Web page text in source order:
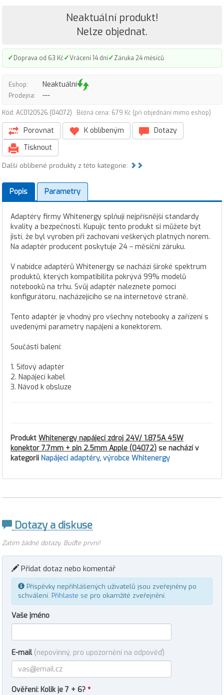
Neaktuální produkt!
Nelze objednat.
✓Doprava od 63 Kč✓Vrácení 14 dní✓Záruka 24 měsíců
Eshop: Neaktuální
Prodejna: ---
Kód: AC0120526 (04072) Běžná cena: 679 Kč (při objednání mimo eshop)
Porovnat K oblíbeným
Dotazy
Tisknout
Další oblíbené produkty z této kategorie:
Popis Parametry
Adaptéry firmy Whitenergy splňují nejpřísnější standardy
kvality a bezpečnosti. Kupujíc tento produkt si můžete být
jistí, že byl vyroben při zachovaní veškerých platných norem.
Na adaptér producent poskytuje 24 – měsíční záruku.
V nabídce adaptérů Whitenergy se nachází široké spektrum
produktů, kterých kompatibilita pokrývá 99% modelů
notebooků na trhu. Svůj adaptér naleznete pomocí
konfigurátoru, nacházejícího se na internetové straně.
Tento adaptér je vhodný pro všechny notebooky a zařízení s
uvedenými parametry napájení a konektorem.
Součásti balení:
1. Síťový adaptér
2. Napájecí kabel
3. Návod k obsluze
Produkt Whitenergy napájecí zdroj 24V/ 1.875A 45W
konektor 7.7mm + pin 2.5mm Apple (04072) se nachází v
kategorii Napájecí adaptéry, výrobce Whitenergy
Dotazy a diskuse
Zatím žádné dotazy. Buďte první!
Přidat dotaz nebo komentář
Příspěvky nepřihlášených uživatelů jsou zveřejněny po
schválení. Přihlaste se pro okamžité zveřejnění.
Vaše jméno
E-mail (nepovinný, pro upozornění na odpověď)
Ověření: Kolik je 7 + 6? *